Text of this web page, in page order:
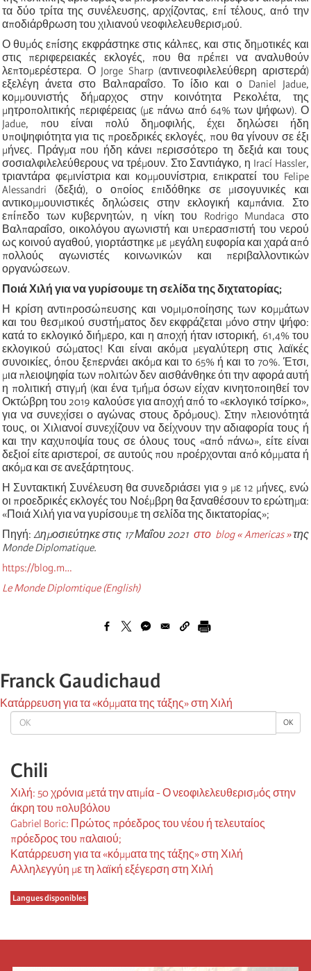
OK OK
Chili
Χιλή: 50 χρόνια μετά την ατιμία - Ο νεοφιλελευθερισμός στην
άκρη του πολυβόλου
Gabriel Boric: Πρώτος πρόεδρος του νέου ή τελευταίος
πρόεδρος του παλαιού;
Κατάρρευση για τα «κόμματα της τάξης» στη Χιλή
Αλληλεγγύη με τη λαϊκή εξέγερση στη Χιλή
Langues disponibles
τα δύο τρίτα της συνέλευσης, αρχίζοντας, επί τέλους, από την
αποδιάρθρωση του χιλιανού νεοφιλελευθερισμού.
Ο θυμός επίσης εκφράστηκε στις κάλπες, και στις δημοτικές και
στις περιφερειακές εκλογές, που θα πρέπει να αναλυθούν
λεπτομερέστερα. Ο Jorge Sharp (αντινεοφιλελεύθερη αριστερά)
εξελέγη άνετα στο Βαλπαραΐσο. Το ίδιο και ο Daniel Jadue,
κομμουνιστής δήμαρχος στην κοινότητα Ρεκολέτα, της
μητροπολιτικής περιφέρειας (με πάνω από 64% των ψήφων). Ο
Jadue, που είναι πολύ δημοφιλής, έχει δηλώσει ήδη
υποψηφιότητα για τις προεδρικές εκλογές, που θα γίνουν σε έξι
μήνες. Πράγμα που ήδη κάνει περισσότερο τη δεξιά και τους
σοσιαλφιλελεύθερους να τρέμουν. Στο Σαντιάγκο, η Irací Hassler,
τριαντάρα φεμινίστρια και κομμουνίστρια, επικρατεί του Felipe
Alessandri (δεξιά), ο οποίος επιδόθηκε σε μισογυνικές και
αντικομμουνιστικές δηλώσεις στην εκλογική καμπάνια. Στο
επίπεδο των κυβερνητών, η νίκη του Rodrigo Mundaca στο
Βαλπαραΐσο, οικολόγου αγωνιστή και υπερασπιστή του νερού
ως κοινού αγαθού, γιορτάστηκε με μεγάλη ευφορία και χαρά από
πολλούς αγωνιστές κοινωνικών και περιβαλλοντικών
οργανώσεων.
Ποιά Χιλή για να γυρίσουμε τη σελίδα της διχτατορίας;
Η κρίση αντιπροσώπευσης και νομιμοποίησης των κομμάτων
και του θεσμικού συστήματος δεν εκφράζεται μόνο στην ψήφο:
κατά το εκλογικό διήμερο, και η αποχή ήταν ιστορική, 61,4% του
εκλογικού σώματος! Και είναι ακόμα μεγαλύτερη στις λαϊκές
συνοικίες, όπου ξεπερνάει ακόμα και το 65% ή και το 70%. Έτσι,
μια πλειοψηφία των πολιτών δεν αισθάνθηκε ότι την αφορά αυτή
η πολιτική στιγμή (και ένα τμήμα όσων είχαν κινητοποιηθεί τον
Οκτώβρη του 2019 καλούσε για αποχή από το«εκλογικό τσίρκο»,
για να συνεχίσει ο αγώνας στους δρόμους). Στην πλειονότητά
τους, οι Χιλιανοί συνεχίζουν να δείχνουν την αδιαφορία τους ή
και την καχυποψία τους σε όλους τους «από πάνω», είτε είναι
δεξιοί είτε αριστεροί, σε αυτούς που προέρχονται από κόμματα ή
ακόμα και σε ανεξάρτητους.
Η Συντακτική Συνέλευση θα συνεδριάσει για 9 με 12 μήνες, ενώ
οι προεδρικές εκλογές του Νοέμβρη θα ξαναθέσουν το ερώτημα:
«Ποιά Χιλή για να γυρίσουμε τη σελίδα της δικτατορίας»;
Πηγή:Δημοσιεύτηκε στις 17 Μαΐου 2021 στο blog « Americas »της
Monde Diplomatique.
https://blog.m…
Le Monde Diplomtique (English)
Franck Gaudichaud
Κατάρρευση για τα «κόμματα της τάξης» στη Χιλή